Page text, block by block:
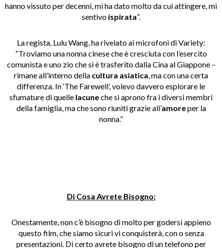
hanno vissuto per decenni, mi ha dato molto da cui attingere, mi
sentivo ispirata”.
La regista, Lulu Wang, ha rivelato ai microfoni di Variety:
“Troviamo una nonna cinese che è cresciuta con l’esercito
comunista e uno zio che si è trasferito dalla Cina al Giappone –
rimane all’interno della cultura asiatica , ma con una certa
differenza. In ‘The Farewell’, volevo davvero esplorare le
sfumature di quelle lacuneche si aprono fra i diversi membri
della famiglia, ma che sono riuniti grazie all’amoreper la
nonna.”
Di Cosa Avrete Bisogno:
Onestamente, non c’è bisogno di molto per godersi appieno
questo film, che siamo sicuri vi conquisterà, con o senza
presentazioni. Di certo avrete bisogno di un telefono per